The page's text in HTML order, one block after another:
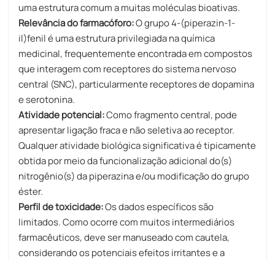
uma estrutura comum a muitas moléculas bioativas.
Relevância do farmacóforo:O grupo 4-(piperazin-1-
il)fenil é uma estrutura privilegiada na química
medicinal, frequentemente encontrada em compostos
que interagem com receptores do sistema nervoso
central (SNC), particularmente receptores de dopamina
e serotonina.
Atividade potencial:Como fragmento central, pode
apresentar ligação fraca e não seletiva ao receptor.
Qualquer atividade biológica significativa é tipicamente
obtida por meio da funcionalização adicional do(s)
nitrogênio(s) da piperazina e/ou modificação do grupo
éster.
Perfil de toxicidade:Os dados específicos são
limitados. Como ocorre com muitos intermediários
farmacêuticos, deve ser manuseado com cautela,
considerando os potenciais efeitos irritantes e a